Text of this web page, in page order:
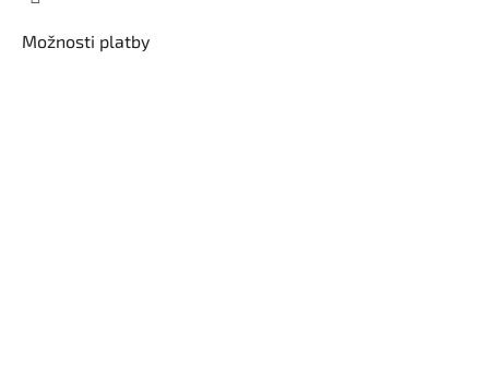
Možnosti platby